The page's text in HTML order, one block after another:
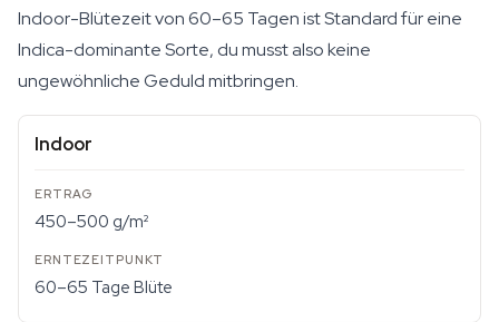
Indoor-Blütezeit von 60–65 Tagen ist Standard für eine
Indica-dominante Sorte, du musst also keine
ungewöhnliche Geduld mitbringen.
Indoor
450–500 g/m²
60–65 Tage Blüte